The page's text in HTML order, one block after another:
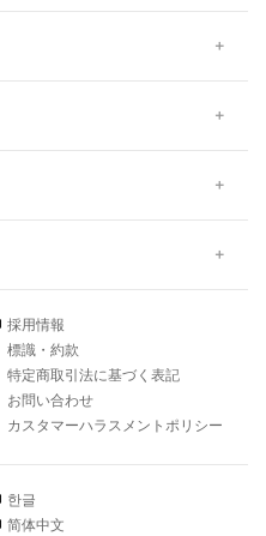
採用情報
標識・約款
特定商取引法に基づく表記
お問い合わせ
カスタマーハラスメントポリシー
한글
简体中文